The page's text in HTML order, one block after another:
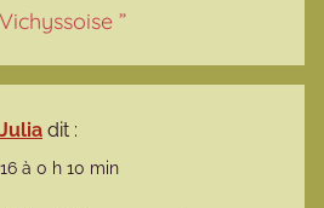
Vichyssoise ”
dit :
à 0 h 10 min